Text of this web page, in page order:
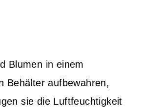
Blumen in einem
Behälter aufbewahren,
sie die Luftfeuchtigkeit